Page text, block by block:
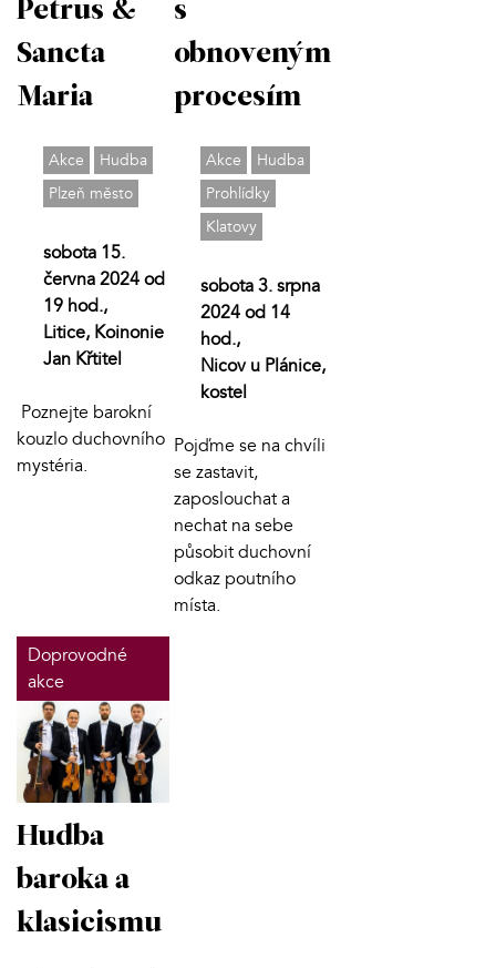
Petrus &
Sancta
Maria
Akce
Hudba
Plzeň město
sobota 15.
června 2024 od
19 hod.,
Litice, Koinonie
Jan Křtitel
Poznejte barokní
kouzlo duchovního
mystéria.
s
obnoveným
procesím
Akce
Hudba
Prohlídky
Klatovy
sobota 3. srpna
2024 od 14
hod.,
Nicov u Plánice,
kostel
Pojďme se na chvíli
se zastavit,
zaposlouchat a
nechat na sebe
působit duchovní
odkaz poutního
místa.
Doprovodné
akce
Hudba
baroka a
klasicismu